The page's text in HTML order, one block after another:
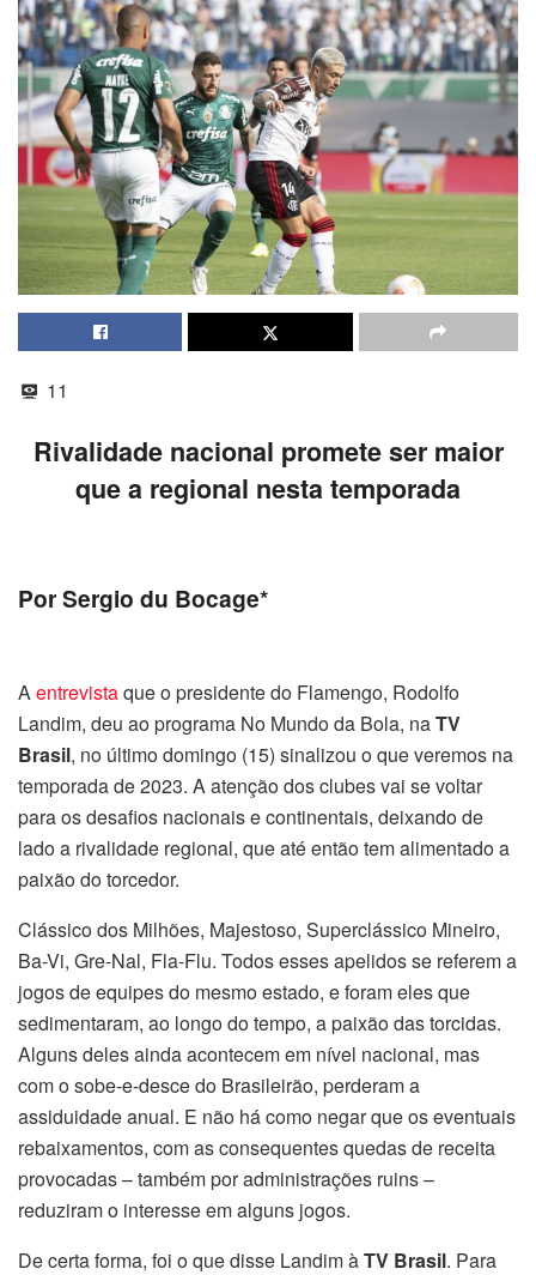
11
Rivalidade nacional promete ser maior
que a regional nesta temporada
Por Sergio du Bocage*
A entrevistaque o presidente do Flamengo, Rodolfo
Landim, deu ao programa No Mundo da Bola, naTV
Brasil, no últimodomingo (15) sinalizou o que veremos na
temporada de 2023. A atenção dos clubes vai se voltar
para os desafios nacionais e continentais, deixando de
lado a rivalidade regional, que até então tem alimentado a
paixão do torcedor.
Clássico dos Milhões, Majestoso, Superclássico Mineiro,
Ba-Vi, Gre-Nal, Fla-Flu. Todos esses apelidos se referem a
jogos de equipes do mesmo estado, e foram eles que
sedimentaram, ao longo do tempo, a paixão das torcidas.
Alguns deles ainda acontecem em nível nacional, mas
com o sobe-e-desce do Brasileirão, perderam a
assiduidade anual. E não há como negar que os eventuais
rebaixamentos, com as consequentes quedas de receita
provocadas – também por administrações ruins –
reduziram o interesse em alguns jogos.
De certa forma, foi o que disse Landim àTV Brasil. Para